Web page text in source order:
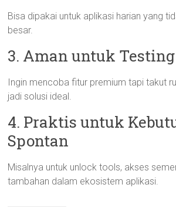
Bisa dipakai untuk aplikasi harian yang
besar.
3. Aman untuk
Ingin mencoba fitur premium tapi takut
jadi solusi ideal.
4. Praktis untuk
Spontan
Misalnya untuk unlock tools, akses
tambahan dalam ekosistem aplikasi.